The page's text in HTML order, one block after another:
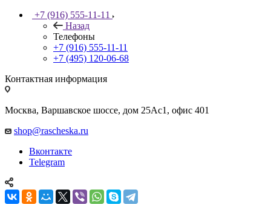
+7 (916) 555-11-11
Назад
Телефоны
+7 (916) 555-11-11
+7 (495) 120-06-68
Контактная информация
Москва, Варшавское шоссе, дом 25Аc1, офис 401
shop@rascheska.ru
Вконтакте
Telegram